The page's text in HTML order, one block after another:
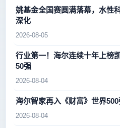
姚基金全国赛圆满落幕，水性
深化
2026-08-05
行业第一！海尔连续十年上榜
50强
2026-08-04
海尔智家再入《财富》世界
2026-08-04